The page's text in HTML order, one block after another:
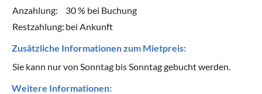
Anzahlung:
30 % bei Buchung
Restzahlung: bei Ankunft
Zusätzliche Informationen zum Mietpreis:
Sie kann nur von Sonntag bis Sonntag gebucht werden.
Weitere Informationen: